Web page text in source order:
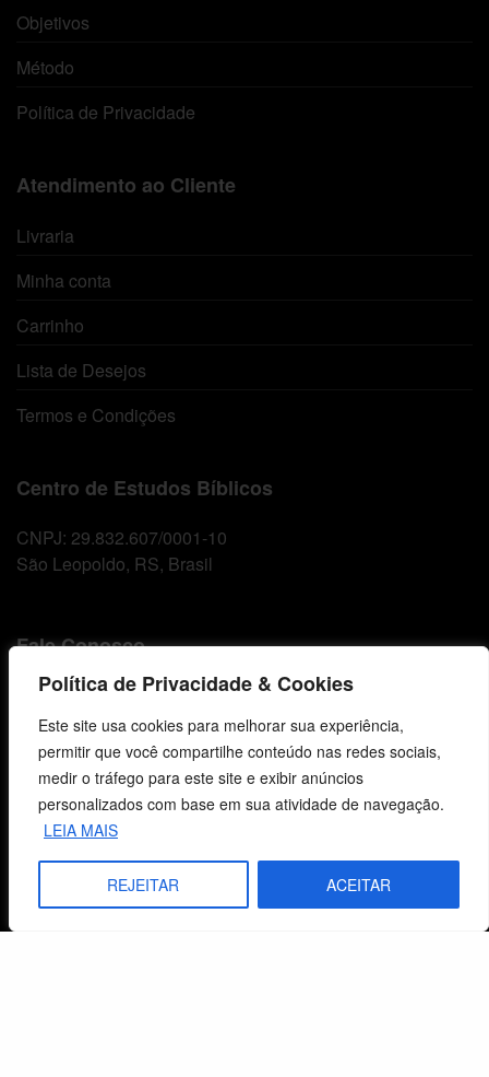
Política de Privacidade & Cookies
Este site usa cookies para melhorar sua experiência,
permitir que você compartilhe conteúdo nas redes sociais,
medir o tráfego para este site e exibir anúncios
personalizados com base em sua atividade de navegação.
LEIA MAIS
REJEITAR ACEITAR
Objetivos
Método
Política de Privacidade
Atendimento ao Cliente
Livraria
Minha conta
Carrinho
Lista de Desejos
Termos e Condições
Centro de Estudos Bíblicos
CNPJ: 29.832.607/0001-10
São Leopoldo, RS, Brasil
Fale Conosco
E-mails
vendas@cebi.org.br
comunicacao@cebi.org.br
WhatsApp / Vendas
+55 (51) 99734-4518
WhatsApp / Comunicação
+55 (51) 99799-3041